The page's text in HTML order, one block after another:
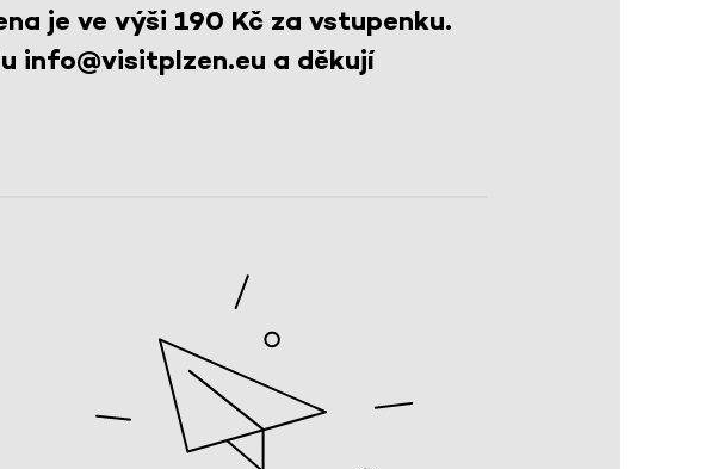
je ve výši 190 Kč za vstupenku.
info@visitplzen.eu a děkují